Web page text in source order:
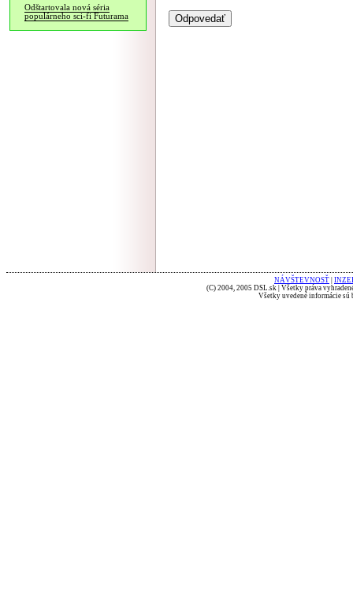
Odštartovala nová séria
populárneho sci-fi Futurama
NÁVŠTEVNOSŤ
(C) 2004, 2005 DSL.sk | Všetky práva
Všetky uvedené informácie sú